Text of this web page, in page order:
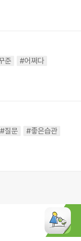
준
#어쩌다
#질문
#좋은습관